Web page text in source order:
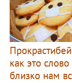
как это слово
близко нам